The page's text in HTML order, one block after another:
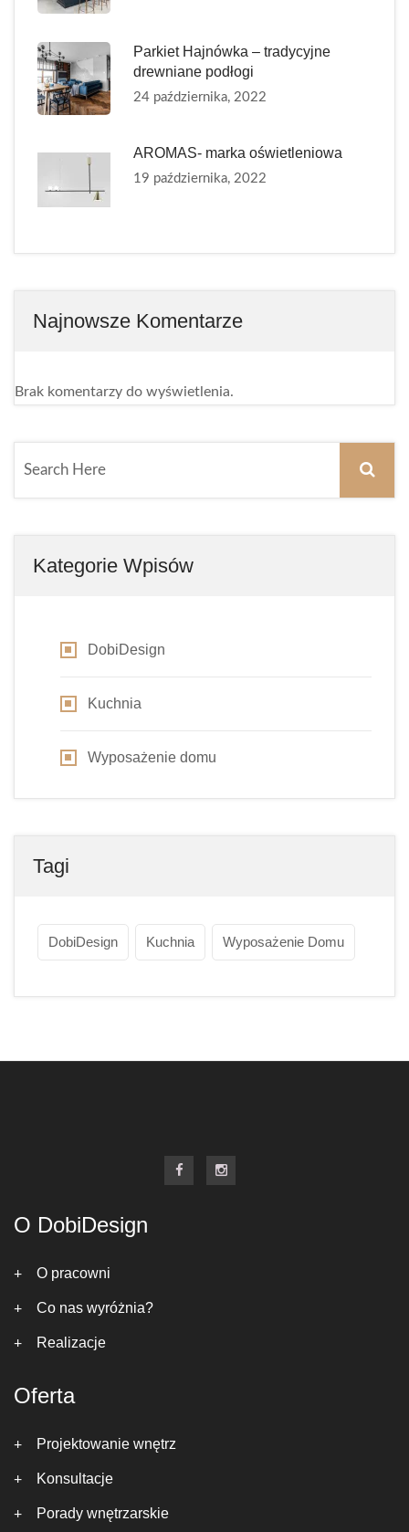
Parkiet Hajnówka – tradycyjne
drewniane podłogi
24 października, 2022
AROMAS- marka oświetleniowa
19 października, 2022
Najnowsze Komentarze
Brak komentarzy do wyświetlenia.
Kategorie Wpisów
DobiDesign
Kuchnia
Wyposażenie domu
Tagi
DobiDesign Kuchnia Wyposażenie Domu
O DobiDesign
O pracowni
Co nas wyróżnia?
Realizacje
Oferta
Projektowanie wnętrz
Konsultacje
Porady wnętrzarskie